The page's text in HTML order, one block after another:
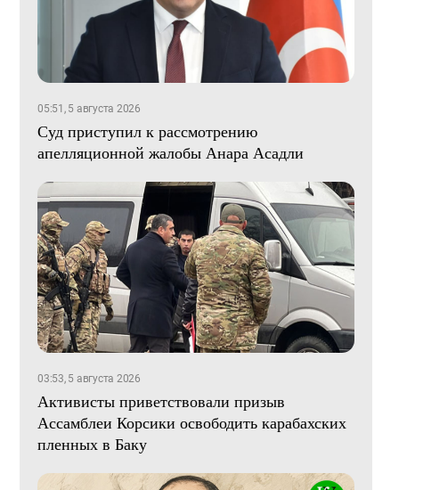
05:51, 5 августа 2026
Суд приступил к рассмотрению
апелляционной жалобы Анара Асадли
03:53, 5 августа 2026
Активисты приветствовали призыв
Ассамблеи Корсики освободить карабахских
пленных в Баку